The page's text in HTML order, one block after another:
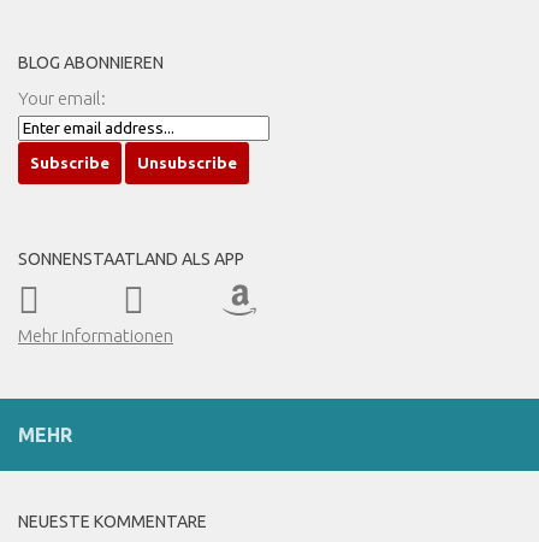
BLOG ABONNIEREN
Your email:
SONNENSTAATLAND ALS APP
Mehr Informationen
MEHR
NEUESTE KOMMENTARE